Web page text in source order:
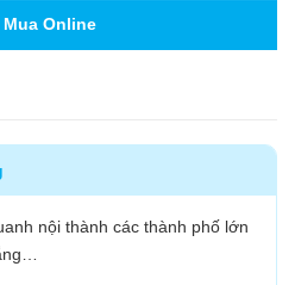
Online
nội thành các thành phố lớn